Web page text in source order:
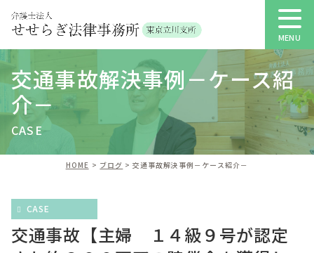
CASE
交通事故解決事例－ケース紹
介－
HOME ブログ 交通事故解決事例－ケース紹介－
CASE
交通事故【主婦 １４級９号が認定